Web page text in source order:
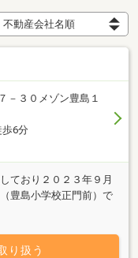
－３０メゾン豊島１
6分
ており２０２３年９月
豊島小学校正門前）で
まで不動産のエキスパ
り扱う